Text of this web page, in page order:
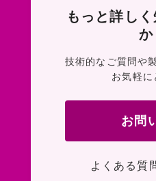
もっと詳し
か
技術的なご質問や
お気軽に
お問
よくある質